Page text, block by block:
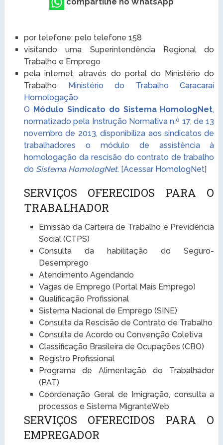
por telefone: pelo telefone 158
visitando uma Superintendência Regional do
Trabalho e Emprego
pela internet, através do portal do Ministério do
Trabalho Ministério do Trabalho Caracaraí
Homologação
O Módulo Sindicato do Sistema HomologNet,
normatizado pela Instrução Normativa n.º 17, de 13
novembro de 2013, disponibiliza aos sindicatos de
trabalhadores o módulo de assistência à
homologação da rescisão do contrato de trabalho
do Sistema HomologNet. [Acessar HomologNet]
SERVIÇOS OFERECIDOS PARA O
TRABALHADOR
Emissão da Carteira de Trabalho e Previdência
Social (CTPS)
Consulta da habilitação do Seguro-
Desemprego
Atendimento Agendando
Vagas de Emprego (Portal Mais Emprego)
Qualificação Profissional
Sistema Nacional de Emprego (SINE)
Consulta da Rescisão de Contrato de Trabalho
Consulta de Acordo ou Convenção Coletiva
Classificação Brasileira de Ocupações (CBO)
Registro Profissional
Programa de Alimentação do Trabalhador
(PAT)
Coordenação Geral de Imigração, consulta a
processos e Sistema MigranteWeb
SERVIÇOS OFERECIDOS PARA O
EMPREGADOR